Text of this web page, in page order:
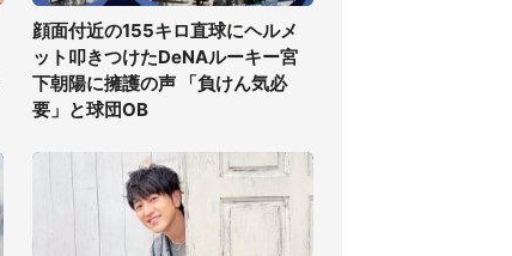
顔面付近の155キロ直球にヘルメ
ット叩きつけたDeNAルーキー宮
下朝陽に擁護の声 「負けん気必
要」と球団OB